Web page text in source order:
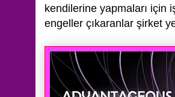
kendilerine yapmaları için
engeller çıkaranlar şirket